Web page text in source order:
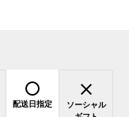
配送日指定
ソーシャル